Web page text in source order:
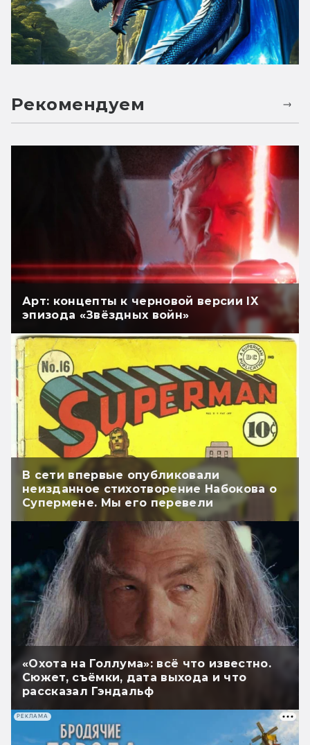
Рекомендуем
Арт: концепты к черновой версии IX
эпизода «Звёздных войн»
В сети впервые опубликовали
неизданное стихотворение Набокова о
Супермене. Мы его перевели
«Охота на Голлума»: всё что известно.
Сюжет, съёмки, дата выхода и что
рассказал Гэндальф
РЕКЛАМА